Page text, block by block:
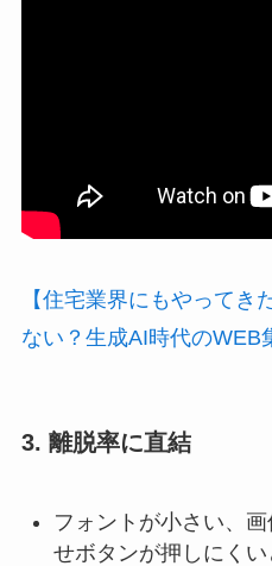
【住宅業界にもやってき
ない？生成AI時代のWEB
3. 離脱率に直結
フォントが小さい、
せボタンが押しにく